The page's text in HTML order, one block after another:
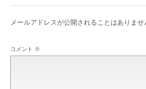
メールアドレスが公開されることはありませ
コメント ※